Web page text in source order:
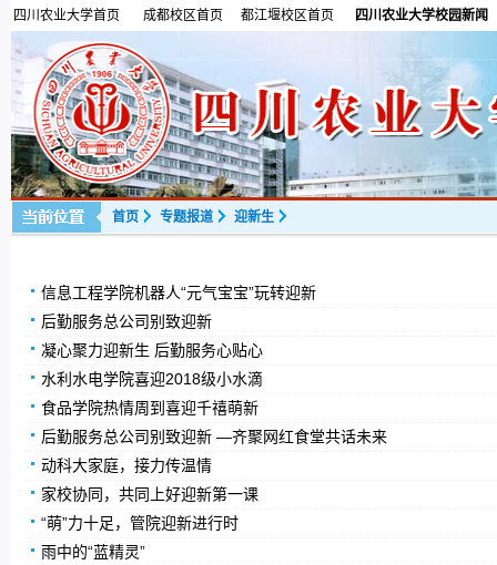
四川农业大学首页 成都校区首页 都江堰校区首页 四川农业大学校园新闻
首页 专题报道 迎新生
信息工程学院机器人“元气宝宝”玩转迎新
后勤服务总公司别致迎新
凝心聚力迎新生 后勤服务心贴心
水利水电学院喜迎2018级小水滴
食品学院热情周到喜迎千禧萌新
后勤服务总公司别致迎新 —齐聚网红食堂共话未来
动科大家庭，接力传温情
家校协同，共同上好迎新第一课
“萌”力十足，管院迎新进行时
雨中的“蓝精灵”